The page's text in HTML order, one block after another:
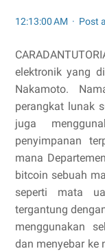
12:13:00 AM Post
elektronik yang
Nakamoto.
perangkat lunak
juga
penyimpanan
mana
bitcoin sebuah
seperti mata
tergantung
menggunakan
dan menyebar ke